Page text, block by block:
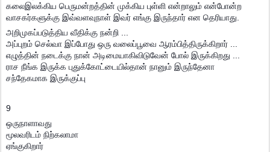
கலைஇலக்கிய பெருமன்றத்தின் முக்கிய புள்ளி என்றாலும் என்போன்ற
வாசகர்களுக்கு இவ்வளவுநாள் இவர் எங்கு இருந்தார் என தெரியாது.
அறிமுகப்படுத்திய வீதிக்கு நன்றி ...
அப்புறம் செல்வா இப்போது ஒரு வலைப்பூவை ஆரம்பித்திருக்கிறார் ...
எழுத்தின் நடைக்கு நான் அடிமையாகிவிடுவேன் போல் இருக்கிறது ...
ராச நீங்க இருக்க புதுக்கோட்டையில்தான் நானும் இருந்தேனா
சந்தேகமாக இருக்குப்பு
9
ஒருநாளாவது
மூலவரிடம் நிற்கலாமா
ஏங்குகிறார்